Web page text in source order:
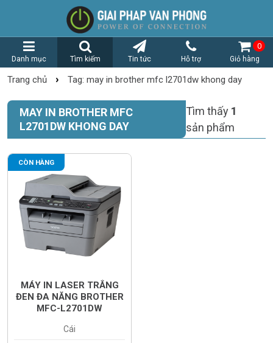
Danh mục Tìm kiếm Tin tức Hỗ trợ Giỏ hàng
0
Trang chủ › Tag: may in brother mfc l2701dw khong day
MAY IN BROTHER MFC
L2701DW KHONG DAY
Tìm thấy 1
sản phẩm
CÒN HÀNG
MÁY IN LASER TRẮNG
ĐEN ĐA NĂNG BROTHER
MFC-L2701DW
Cái